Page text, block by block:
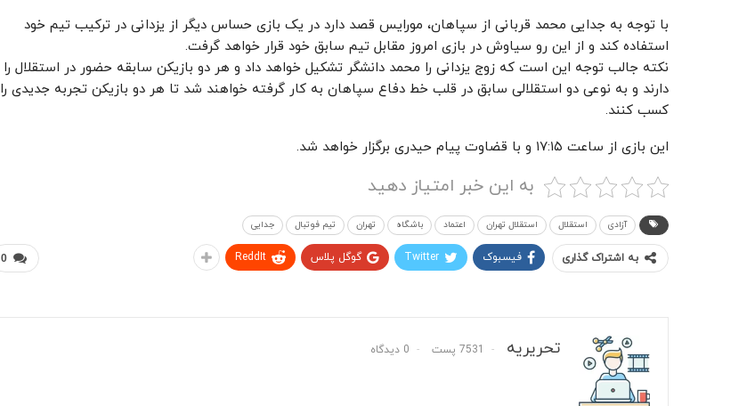
با توجه به جدایی محمد قربانی از سپاهان، مورایس قصد دارد در یک بازی حساس دیگر از یزدانی در ترکیب تیم خود
استفاده کند و از این رو سیاوش در بازی امروز مقابل تیم سابق خود قرار خواهد گرفت.
نکته جالب توجه این است که زوج یزدانی را محمد دانشگر تشکیل خواهد داد و هر دو بازیکن سابقه حضور در استقلال را
دارند و به نوعی دو استقلالی سابق در قلب خط دفاع سپاهان به کار گرفته خواهند شد تا هر دو بازیکن تجربه جدیدی را
کسب کنند.
این بازی از ساعت ۱۷:۱۵ و با قضاوت پیام حیدری برگزار خواهد شد.
به این خبر امتیاز دهید
آزادی استقلال استقلال تهران اعتماد باشگاه تهران تیم فوتبال جدایی
0 به اشتراک گذاری فیسبوک Twitter گوگل پلاس ReddIt
تحریریه 7531 پست 0 دیدگاه